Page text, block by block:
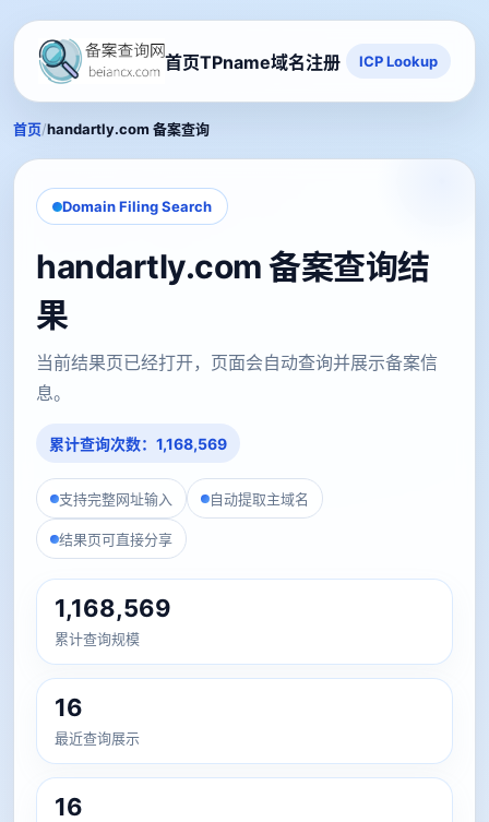
首页TPname域名注册 ICP Lookup
首页/handartly.com 备案查询
Domain Filing Search
handartly.com 备案查询结
果
当前结果页已经打开，页面会自动查询并展示备案信
息。
累计查询次数：1,168,569
支持完整网址输入 自动提取主域名
结果页可直接分享
1,168,569
累计查询规模
16
最近查询展示
16